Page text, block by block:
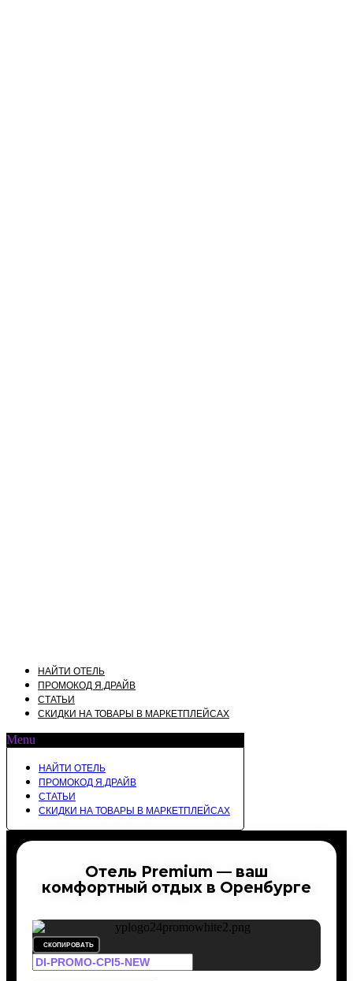
НАЙТИ ОТЕЛЬ
ПРОМОКОД Я.ДРАЙВ
СТАТЬИ
СКИДКИ НА ТОВАРЫ В МАРКЕТПЛЕЙСАХ
Menu
НАЙТИ ОТЕЛЬ
ПРОМОКОД Я.ДРАЙВ
СТАТЬИ
СКИДКИ НА ТОВАРЫ В МАРКЕТПЛЕЙСАХ
Отель Premium — ваш
комфортный отдых в Оренбурге
СКОПИРОВАТЬ